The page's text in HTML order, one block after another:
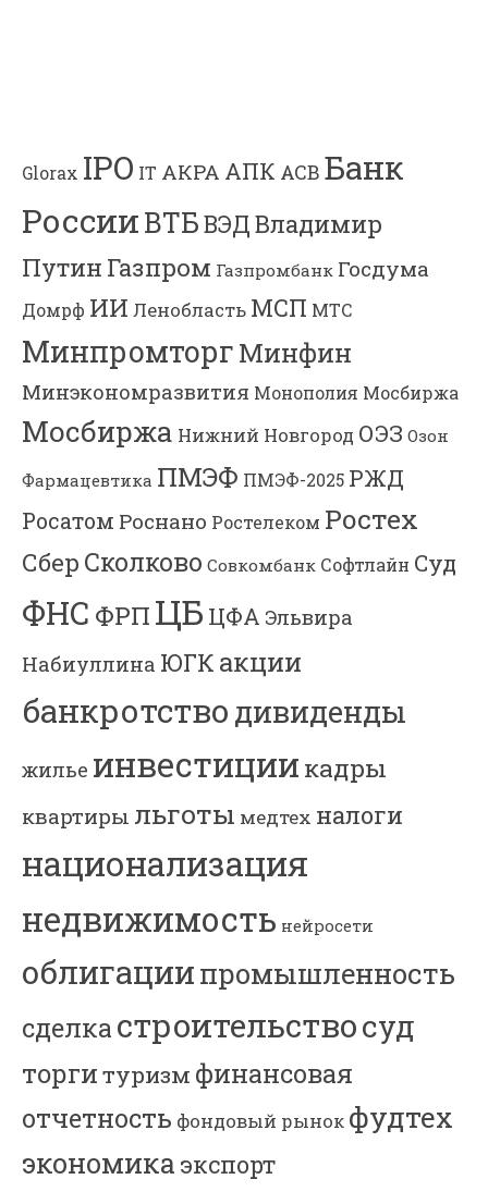
Glorax IPO IT АКРА АПК АСВ Банк
РоссииВТБВЭДВладимир
Путин Газпром Газпромбанк Госдума
Домрф ИИ Ленобласть МСП МТС
МинпромторгМинфин
Минэкономразвития Монополия Мосбиржа
Мосбиржа Нижний Новгород ОЭЗ Озон
Фармацевтика ПМЭФ ПМЭФ-2025 РЖД
Росатом Роснано Ростелеком Ростех
Сбер Сколково Совкомбанк Софтлайн Суд
ФНС ФРП ЦБ ЦФА Эльвира
Набиуллина ЮГК акции
банкротство дивиденды
жилье инвестиции кадры
квартиры льготы медтех налоги
национализация
недвижимость нейросети
облигациипромышленность
сделкастроительствосуд
торгитуризм финансовая
отчетность фондовый рынок фудтех
экономика экспорт